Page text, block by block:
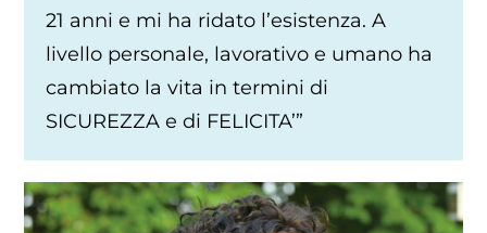
21 anni e mi ha ridato l’esistenza. A
livello personale, lavorativo e umano ha
cambiato la vita in termini di
SICUREZZA e di FELICITA’”